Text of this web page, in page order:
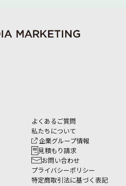
よくあるご質問
私たちについて
企業グループ情報
見積もり請求
お問い合わせ
プライバシーポリシー
特定商取引法に基づく表記